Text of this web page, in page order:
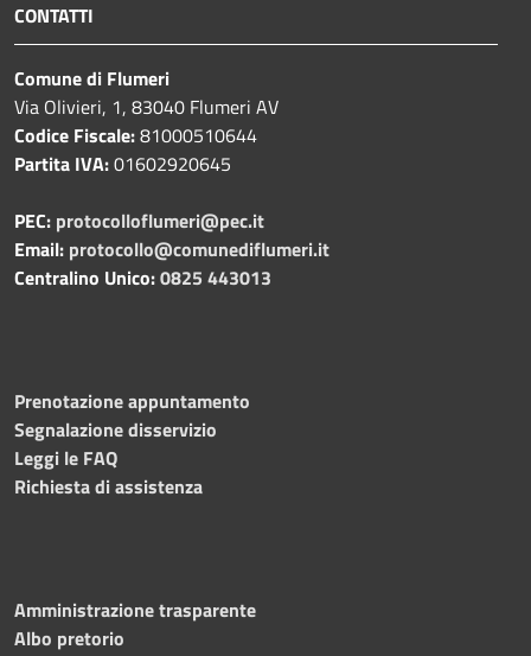
CONTATTI
Comune di Flumeri
Via Olivieri, 1, 83040 Flumeri AV
Codice Fiscale:81000510644
Partita IVA:01602920645
PEC: protocolloflumeri@pec.it
Email: protocollo@comunediflumeri.it
Centralino Unico:0825 443013
Prenotazione appuntamento
Segnalazione disservizio
Leggi le FAQ
Richiesta di assistenza
Amministrazione trasparente
Albo pretorio